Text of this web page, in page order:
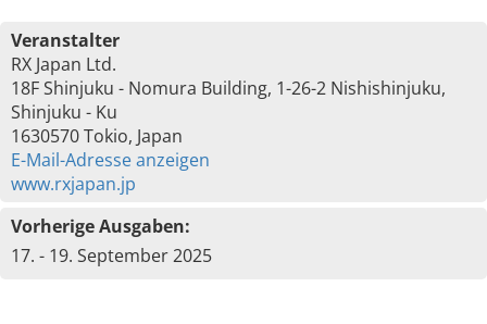
Veranstalter
RX Japan Ltd.
18F Shinjuku - Nomura Building, 1-26-2 Nishishinjuku,
Shinjuku - Ku
1630570 Tokio, Japan
E-Mail-Adresse anzeigen
www.rxjapan.jp
Vorherige Ausgaben:
17. - 19. September 2025